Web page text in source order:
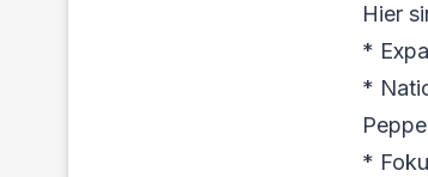
Hier
*
*
*